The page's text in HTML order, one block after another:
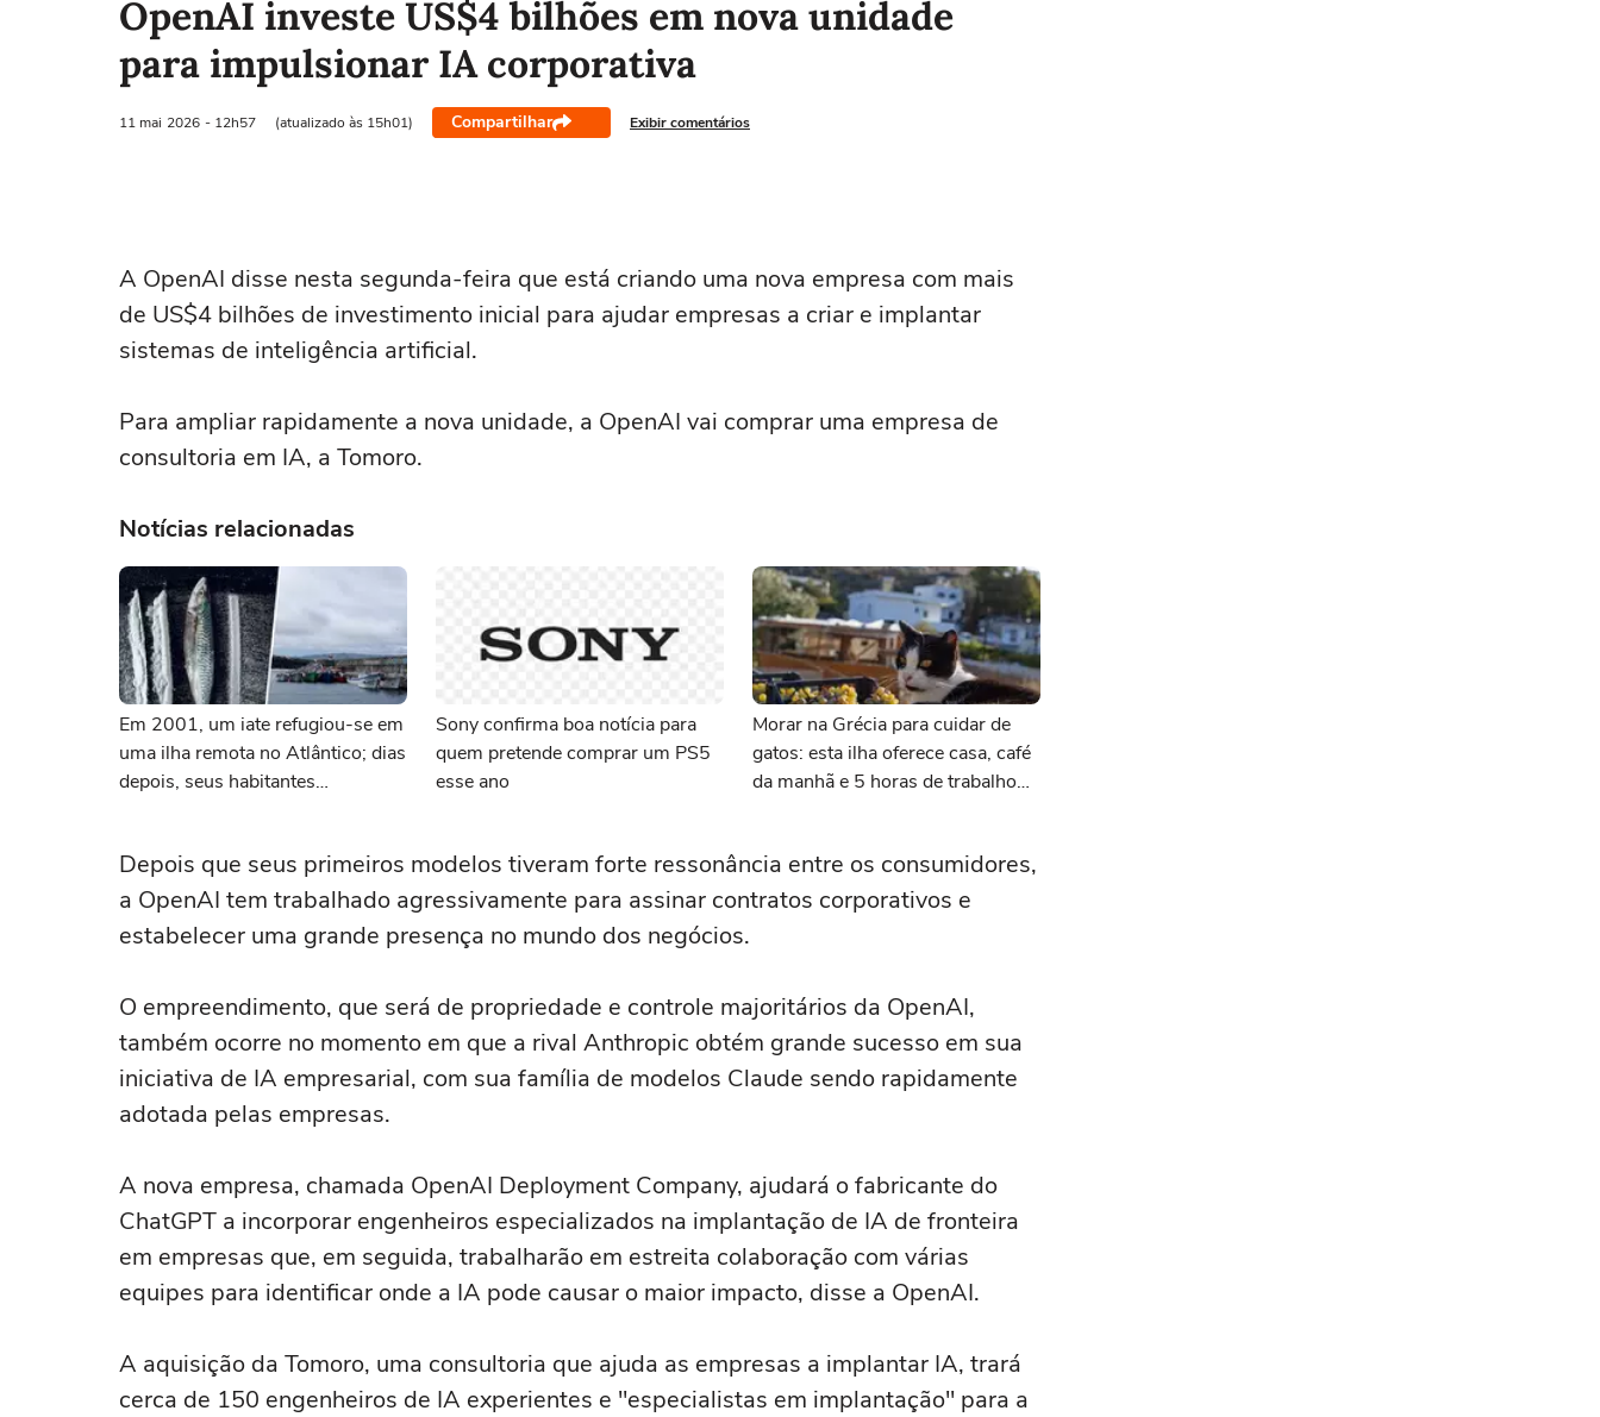
OpenAI investe US$4 bilhões em nova unidade
para impulsionar IA corporativa
11 mai 2026 - 12h57 (atualizado às 15h01) Compartilhar Exibir comentários
A OpenAI disse ‌nesta segunda-feira que está criando uma nova empresa com mais
de US$4 bilhões de investimento inicial para ajudar empresas a criar e implantar
sistemas de inteligência artificial.
Para ⁠ampliar rapidamente a nova unidade, a OpenAI ‌vai comprar uma empresa de
consultoria em IA, a Tomoro.
Notícias relacionadas
Em 2001, um iate refugiou-se em
uma ilha remota no Atlântico; dias
depois, seus habitantes
Sony confirma boa notícia para
quem pretende comprar um PS5
esse ano
Morar na Grécia para cuidar de
gatos: esta ilha oferece casa, café
da manhã e 5 horas de trabalho
Depois que seus ‌primeiros modelos tiveram forte ressonância ‌entre os consumidores,
a OpenAI ⁠tem trabalhado agressivamente para assinar contratos corporativos e
estabelecer uma grande presença no mundo dos negócios.
O empreendimento, que será de propriedade e controle majoritários da OpenAI,
também ‌ocorre no momento em que a rival ‌Anthropic obtém grande ⁠sucesso ⁠em sua
iniciativa de IA empresarial, com sua família ⁠de modelos ‌Claude sendo rapidamente
‌adotada pelas empresas.
A nova empresa, chamada OpenAI Deployment Company, ajudará o fabricante do
ChatGPT a incorporar engenheiros especializados na ⁠implantação de IA de fronteira
em empresas que, em seguida, trabalharão em estreita colaboração com várias
equipes para identificar onde a IA ‌pode causar o maior impacto, disse a OpenAI.
A aquisição da Tomoro, uma consultoria ⁠que ajuda as empresas a implantar IA, trará
cerca de 150 engenheiros de IA experientes e "especialistas em implantação" para a